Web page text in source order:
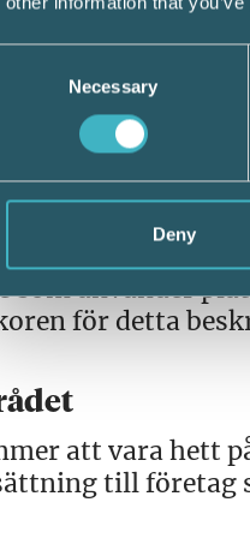
Necessary
Deny
inkomst
om
2023 införs
på ett EU-direktiv
av digitala
som använder
för detta
att vara hett
till företag